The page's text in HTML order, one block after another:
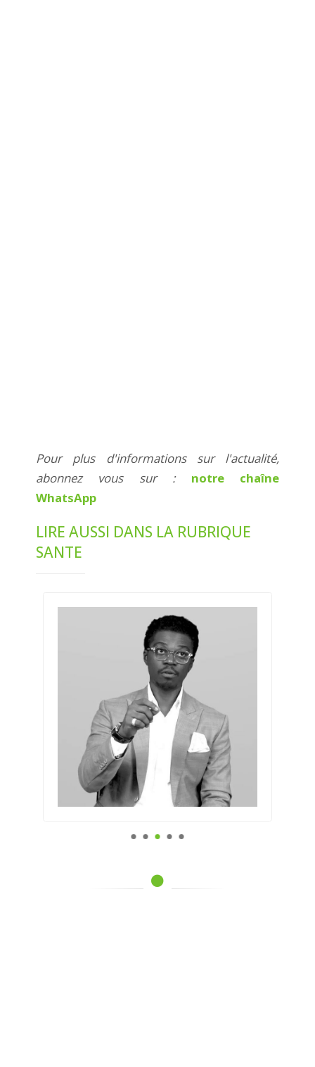
Pour plus d'informations sur l'actualité,
abonnez vous sur : notre chaîne
WhatsApp
LIRE AUSSI DANS LA RUBRIQUE
SANTE